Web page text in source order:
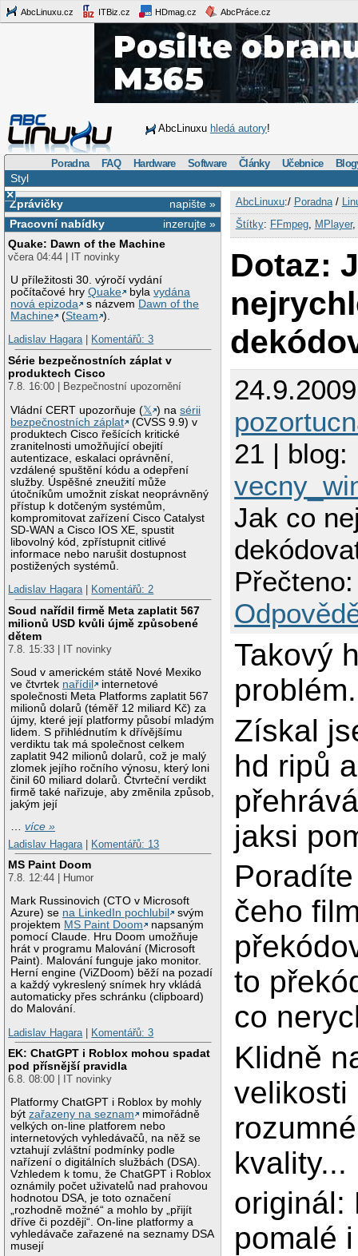
AbcLinuxu.cz ITBiz.cz HDmag.cz AbcPráce.cz
AbcLinuxu hledá autory!
Poradna FAQ Hardware Software Články Učebnice
Styl
×
napište »
Zprávičky
inzerujte »
Pracovní nabídky
Quake: Dawn of the Machine
včera 04:44 | IT novinky
U příležitosti 30. výročí vydání
počítačové hryQuake bylavydána
nová epizoda
s názvem Dawn of the
Machine
(Steam ).
Ladislav Hagara| Komentářů: 3
Série bezpečnostních záplat v
produktech Cisco
7.8. 16:00 | Bezpečnostní upozornění
Vládní CERT upozorňuje (𝕏 ) nasérii
bezpečnostních záplat
(CVSS 9.9) v
produktech Cisco řešících kritické
zranitelnosti umožňující obejití
autentizace, eskalaci oprávnění,
vzdálené spuštění kódu a odepření
služby. Úspěšné zneužití může
útočníkům umožnit získat neoprávněný
přístup k dotčeným systémům,
kompromitovat zařízení Cisco Catalyst
SD-WAN a Cisco IOS XE, spustit
libovolný kód, zpřístupnit citlivé
informace nebo narušit dostupnost
postižených systémů.
Ladislav Hagara| Komentářů: 2
Soud nařídil firmě Meta zaplatit 567
milionů USD kvůli újmě způsobené
dětem
7.8. 15:33 | IT novinky
Soud v americkém státě Nové Mexiko
ve čtvrtek nařídil
internetové
společnosti Meta Platforms zaplatit 567
milionů dolarů (téměř 12 miliard Kč) za
újmy, které její platformy působí mladým
lidem. S přihlédnutím k dřívějšímu
verdiktu tak má společnost celkem
zaplatit 942 milionů dolarů, což je malý
zlomek jejího ročního výnosu, který loni
činil 60 miliard dolarů. Čtvrteční verdikt
firmě také nařizuje, aby změnila způsob,
jakým její
…více »
Ladislav Hagara
Komentářů: 13
MS Paint Doom
7.8. 12:44 | Humor
Mark Russinovich (CTO v Microsoft
Azure) se na LinkedIn pochlubil
svým
projektem MS Paint Doom
napsaným
pomocí Claude. Hru Doom umožňuje
hrát v programu Malování (Microsoft
Paint). Malování funguje jako monitor.
Herní engine (ViZDoom) běží na pozadí
a každý vykreslený snímek hry vkládá
automaticky přes schránku (clipboard)
do Malování.
Ladislav Hagara
Komentářů: 3
EK: ChatGPT i Roblox mohou spadat
pod přísnější pravidla
6.8. 08:00 | IT novinky
Platformy ChatGPT i Roblox by mohly
býtzařazeny na seznam
mimořádně
velkých on-line platforem nebo
internetových vyhledávačů, na něž se
vztahují zvláštní podmínky podle
nařízení o digitálních službách (DSA).
Vzhledem k tomu, že ChatGPT i Roblox
oznámily počet uživatelů nad prahovou
hodnotou DSA, je toto označení
„rozhodně možné“ a mohlo by „přijít
dříve či později“. On-line platformy a
vyhledávače zařazené na seznamy DSA
musejí
AbcLinuxu:/ Poradna/
Štítky: FFmpeg, MPlayer,
Dotaz:
21 | blog:
Jak co
Takový
Získal
hd ripů
jaksi
čeho
to
co
Klidně
velikosti
kvality...
originál:
pomalé